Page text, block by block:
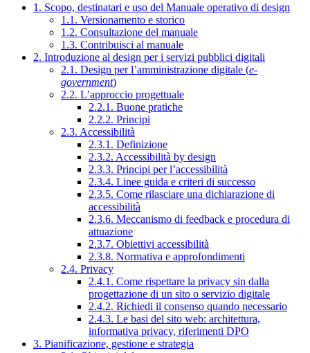
1. Scopo, destinatari e uso del Manuale operativo di design
1.1. Versionamento e storico
1.2. Consultazione del manuale
1.3. Contribuisci al manuale
2. Introduzione al design per i servizi pubblici digitali
2.1. Design per l’amministrazione digitale (e-
government)
2.2. L’approccio progettuale
2.2.1. Buone pratiche
2.2.2. Principi
2.3. Accessibilità
2.3.1. Definizione
2.3.2. Accessibilità by design
2.3.3. Principi per l’accessibilità
2.3.4. Linee guida e criteri di successo
2.3.5. Come rilasciare una dichiarazione di
accessibilità
2.3.6. Meccanismo di feedback e procedura di
attuazione
2.3.7. Obiettivi accessibilità
2.3.8. Normativa e approfondimenti
2.4. Privacy
2.4.1. Come rispettare la privacy sin dalla
progettazione di un sito o servizio digitale
2.4.2. Richiedi il consenso quando necessario
2.4.3. Le basi del sito web: architettura,
informativa privacy, riferimenti DPO
3. Pianificazione, gestione e strategia